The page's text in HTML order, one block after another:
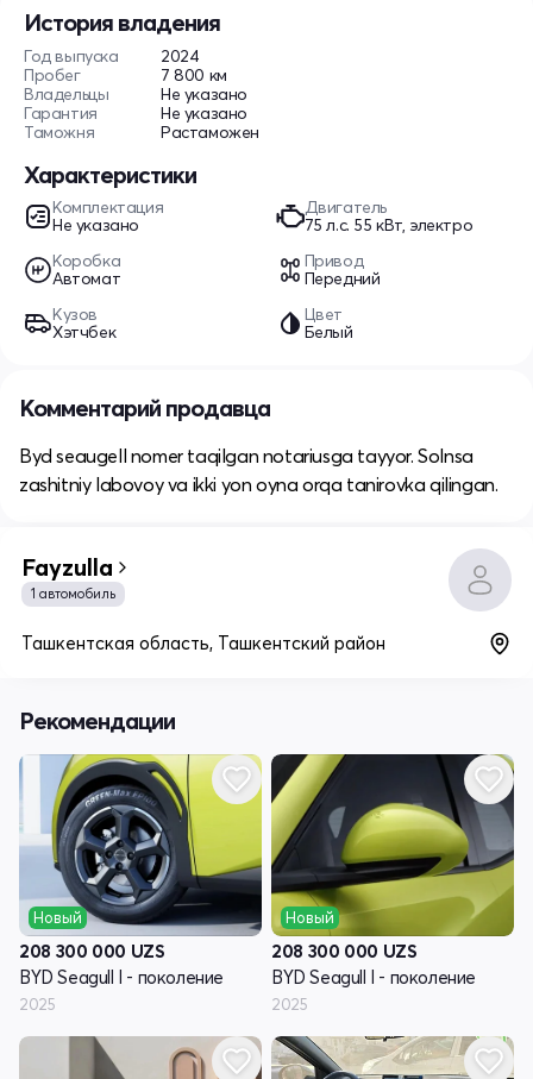
История владения
Год выпуска
2024
Пробег
7 800 км
Владельцы
Не указано
Гарантия
Не указано
Таможня
Растаможен
Характеристики
Комплектация
Не указано
Двигатель
75 л.c. 55 кВт, электро
Коробка
Автомат
Привод
Передний
Кузов
Хэтчбек
Цвет
Белый
Комментарий продавца
Byd seaugell nomer taqilgan notariusga tayyor. Solnsa
zashitniy labovoy va ikki yon oyna orqa tanirovka qilingan.
Fayzulla
1 автомобиль
Ташкентская область, Ташкентский район
Рекомендации
Новый
208 300 000 UZS
BYD Seagull I - поколение
2025
Новый
208 300 000 UZS
BYD Seagull I - поколение
2025